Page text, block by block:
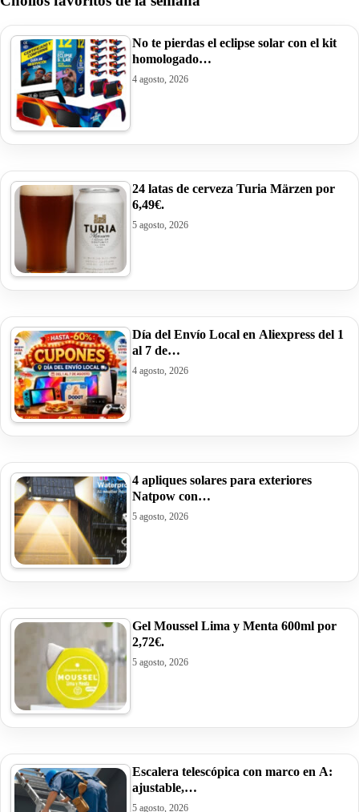
No te pierdas el eclipse solar con el kit
homologado…
4 agosto, 2026
24 latas de cerveza Turia Märzen por
6,49€.
5 agosto, 2026
Día del Envío Local en Aliexpress del 1
al 7 de…
4 agosto, 2026
4 apliques solares para exteriores
Natpow con…
5 agosto, 2026
Gel Moussel Lima y Menta 600ml por
2,72€.
5 agosto, 2026
Escalera telescópica con marco en A:
ajustable,…
5 agosto, 2026